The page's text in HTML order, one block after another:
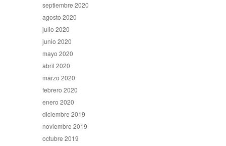
septiembre 2020
agosto 2020
julio 2020
junio 2020
mayo 2020
abril 2020
marzo 2020
febrero 2020
enero 2020
diciembre 2019
noviembre 2019
octubre 2019